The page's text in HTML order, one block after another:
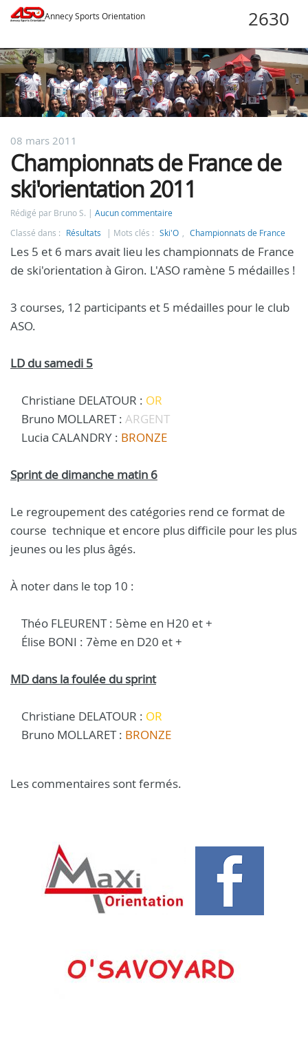
Annecy Sports Orientation
08 mars 2011
Championnats de France de
ski'orientation 2011
Rédigé par Bruno S.
Aucun commentaire
Classé dans :
Résultats Mots clés : Ski'O , Championnats de France
Les 5 et 6 mars avait lieu les championnats de France
de ski'orientation à Giron. L'ASO ramène 5 médailles !
3 courses, 12 participants et 5 médailles pour le club
ASO.
LD du samedi 5
Christiane DELATOUR : OR
Bruno MOLLARET : ARGENT
Lucia CALANDRY : BRONZE
Sprint de dimanche matin 6
Le regroupement des catégories rend ce format de
course technique et encore plus difficile pour les plus
jeunes ou les plus âgés.
À noter dans le top 10 :
Théo FLEURENT : 5ème en H20 et +
Élise BONI : 7ème en D20 et +
MD dans la foulée du sprint
Christiane DELATOUR : OR
Bruno MOLLARET : BRONZE
Les commentaires sont fermés.